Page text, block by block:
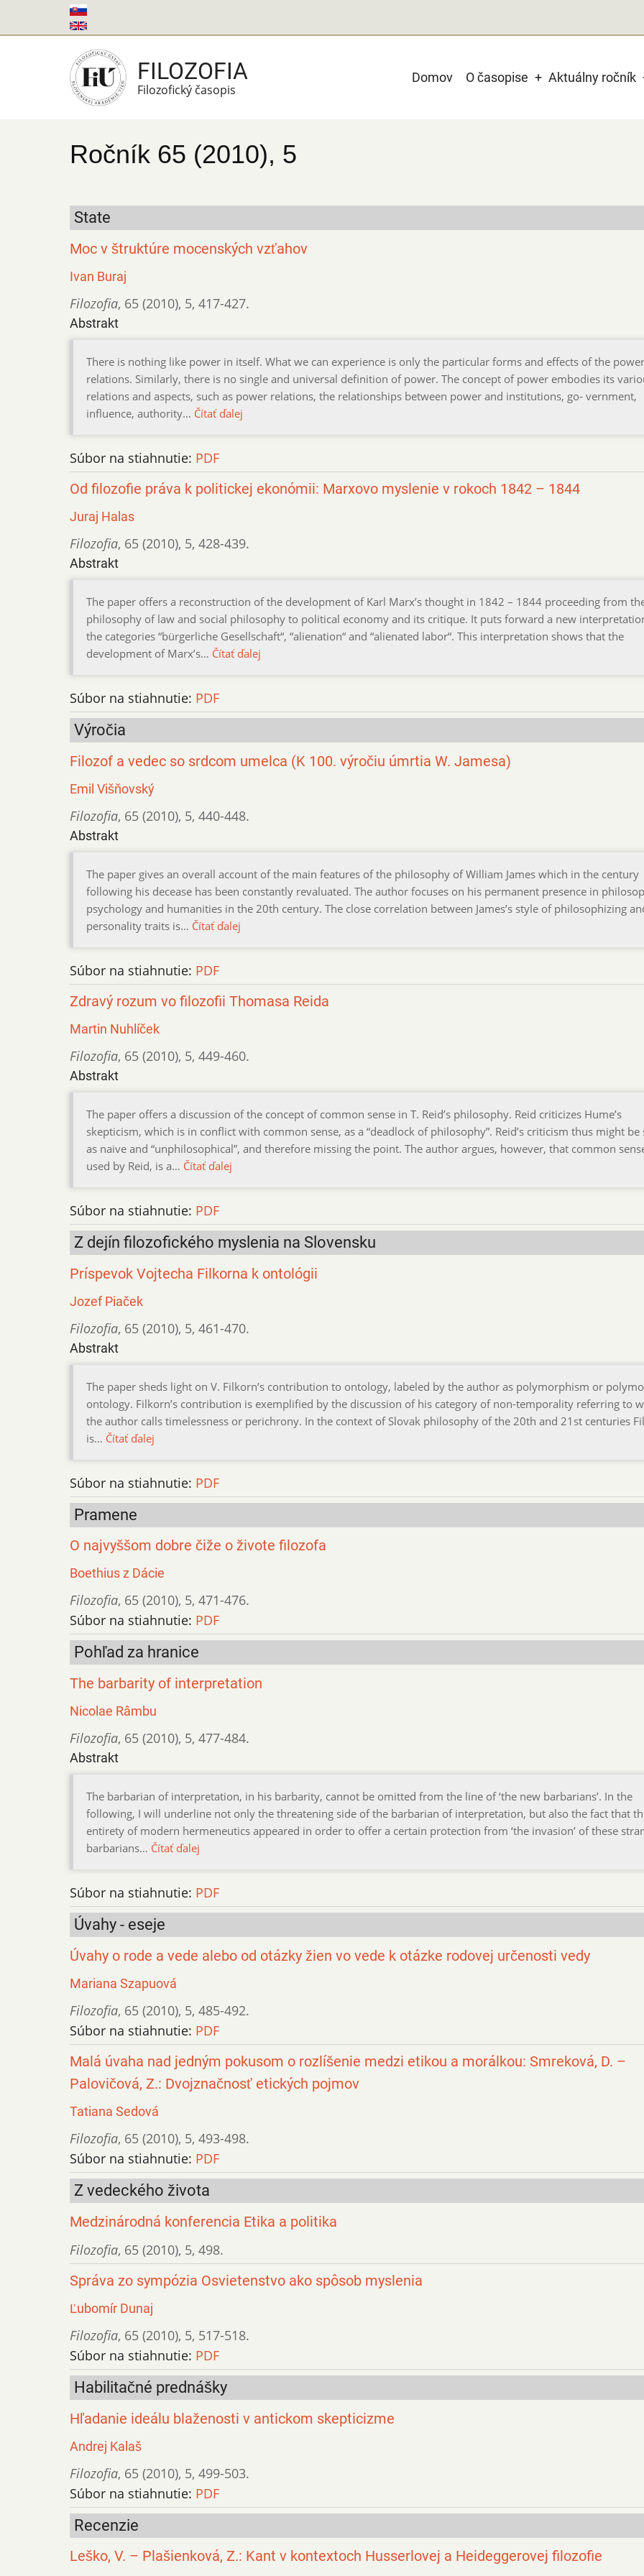
na
FILOZOFIA
Filozofický časopis
Main
Domov O časopise Aktuálny ročník
Ročník 65 (2010), 5
State
Moc v štruktúre mocenských vzťahov
Ivan Buraj
Filozofia, 65 (2010), 5, 417-427.
Abstrakt
There is nothing like power in itself. What we can experience is only the particular forms and effects of the power
relations. Similarly, there is no single and universal definition of power. The concept of power embodies its
relations and aspects, such as power relations, the relationships between power and institutions, go- vernment,
influence, authority… Čítať ďalej
Súbor na stiahnutie: PDF
Od filozofie práva k politickej ekonómii: Marxovo myslenie v rokoch 1842 – 1844
Juraj Halas
Filozofia, 65 (2010), 5, 428-439.
Abstrakt
The paper offers a reconstruction of the development of Karl Marx’s thought in 1842 – 1844 proceeding from
philosophy of law and social philosophy to political economy and its critique. It puts forward a new
the categories “bürgerliche Gesellschaft“, “alienation“ and “alienated labor“. This interpretation shows that the
development of Marx’s… Čítať ďalej
Súbor na stiahnutie: PDF
Výročia
Filozof a vedec so srdcom umelca (K 100. výročiu úmrtia W. Jamesa)
Emil Višňovský
Filozofia, 65 (2010), 5, 440-448.
Abstrakt
The paper gives an overall account of the main features of the philosophy of William James which in the century
following his decease has been constantly revaluated. The author focuses on his permanent presence in
psychology and humanities in the 20th century. The close correlation between James’s style of philosophizing
personality traits is… Čítať ďalej
Súbor na stiahnutie: PDF
Zdravý rozum vo filozofii Thomasa Reida
Martin Nuhlíček
Filozofia, 65 (2010), 5, 449-460.
Abstrakt
The paper offers a discussion of the concept of common sense in T. Reid’s philosophy. Reid criticizes Hume’s
skepticism, which is in conflict with common sense, as a “deadlock of philosophy”. Reid’s criticism thus might be
as naive and “unphilosophical”, and therefore missing the point. The author argues, however, that common
used by Reid, is a… Čítať ďalej
Súbor na stiahnutie: PDF
Z dejín filozofického myslenia na Slovensku
Príspevok Vojtecha Filkorna k ontológii
Jozef Piaček
Filozofia, 65 (2010), 5, 461-470.
Abstrakt
The paper sheds light on V. Filkorn’s contribution to ontology, labeled by the author as polymorphism or
ontology. Filkorn’s contribution is exemplified by the discussion of his category of non-temporality referring to
the author calls timelessness or perichrony. In the context of Slovak philosophy of the 20th and 21st centuries
is… Čítať ďalej
Súbor na stiahnutie: PDF
Pramene
O najvyššom dobre čiže o živote filozofa
Boethius z Dácie
Filozofia, 65 (2010), 5, 471-476.
Súbor na stiahnutie: PDF
Pohľad za hranice
The barbarity of interpretation
Nicolae Râmbu
Filozofia, 65 (2010), 5, 477-484.
Abstrakt
The barbarian of interpretation, in his barbarity, cannot be omitted from the line of ‘the new barbarians’. In the
following, I will underline not only the threatening side of the barbarian of interpretation, but also the fact that
entirety of modern hermeneutics appeared in order to offer a certain protection from ‘the invasion’ of these
barbarians… Čítať ďalej
Súbor na stiahnutie: PDF
Úvahy - eseje
Úvahy o rode a vede alebo od otázky žien vo vede k otázke rodovej určenosti vedy
Mariana Szapuová
Filozofia, 65 (2010), 5, 485-492.
Súbor na stiahnutie: PDF
Malá úvaha nad jedným pokusom o rozlíšenie medzi etikou a morálkou: Smreková, D. –
Palovičová, Z.: Dvojznačnosť etických pojmov
Tatiana Sedová
Filozofia, 65 (2010), 5, 493-498.
Súbor na stiahnutie: PDF
Z vedeckého života
Medzinárodná konferencia Etika a politika
Filozofia, 65 (2010), 5, 498.
Správa zo sympózia Osvietenstvo ako spôsob myslenia
Ľubomír Dunaj
Filozofia, 65 (2010), 5, 517-518.
Súbor na stiahnutie: PDF
Habilitačné prednášky
Hľadanie ideálu blaženosti v antickom skepticizme
Andrej Kalaš
Filozofia, 65 (2010), 5, 499-503.
Súbor na stiahnutie: PDF
Recenzie
Leško, V. – Plašienková, Z.: Kant v kontextoch Husserlovej a Heideggerovej filozofie